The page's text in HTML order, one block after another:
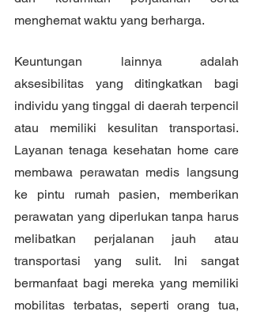
menghemat waktu yang berharga.
Keuntungan lainnya adalah
aksesibilitas yang ditingkatkan bagi
individu yang tinggal di daerah terpencil
atau memiliki kesulitan transportasi.
Layanan tenaga kesehatan home care
membawa perawatan medis langsung
ke pintu rumah pasien, memberikan
perawatan yang diperlukan tanpa harus
melibatkan perjalanan jauh atau
transportasi yang sulit. Ini sangat
bermanfaat bagi mereka yang memiliki
mobilitas terbatas, seperti orang tua,